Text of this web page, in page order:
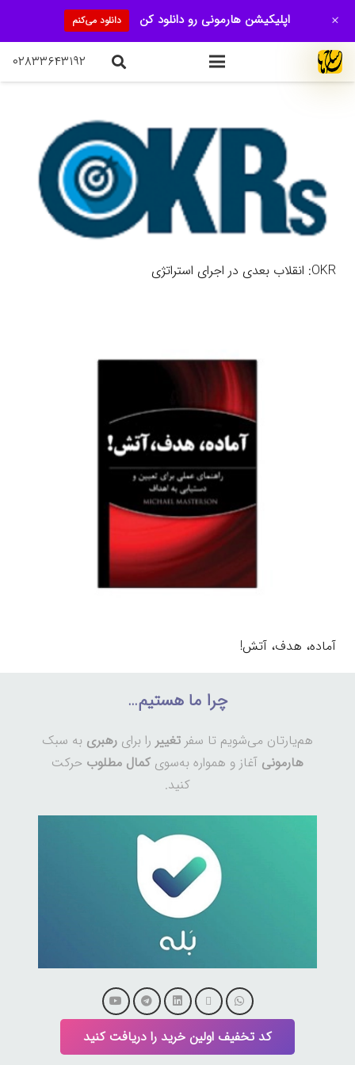
۰۲۸۳۳۶۴۳۱۹۲
OKR: انقلاب بعدی در اجرای استراتژی
آماده، هدف، آتش!
چرا ما هستیم…
هم‌یارتان می‌شویم تا سفر تغییر را برای رهبری به سبک
هارمونی آغاز و همواره به‌سوی کمال مطلوب حرکت
کنید.
کد تخفیف اولین خرید را دریافت کنید
اپلیکیشن هارمونی رو دانلود کن دانلود می‌کنم +